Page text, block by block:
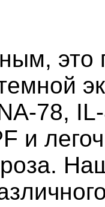
это
78,
и